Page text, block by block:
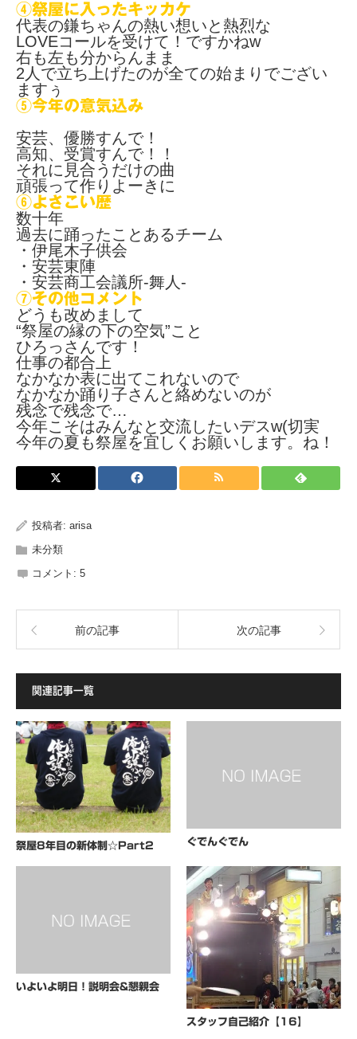
④祭屋に入ったキッカケ
代表の鎌ちゃんの熱い想いと熱烈な
LOVEコールを受けて！ですかねw
右も左も分からんまま
2人で立ち上げたのが全ての始まりでござい
ますぅ
⑤今年の意気込み
安芸、優勝すんで！
高知、受賞すんで！！
それに見合うだけの曲
頑張って作りよーきに
⑥よさこい歴
数十年
過去に踊ったことあるチーム
・伊尾木子供会
・安芸東陣
・安芸商工会議所-舞人-
⑦その他コメント
どうも改めまして
“祭屋の縁の下の空気”こと
ひろっさんです！
仕事の都合上
なかなか表に出てこれないので
なかなか踊り子さんと絡めないのが
残念で残念で…
今年こそはみんなと交流したいデスw(切実
今年の夏も祭屋を宜しくお願いします。ね！
投稿者: arisa
未分類
コメント: 5
前の記事 次の記事
関連記事一覧
祭屋8年目の新体制☆Part2 ぐでんぐでん
いよいよ明日！説明会&懇親会
スタッフ自己紹介【16】